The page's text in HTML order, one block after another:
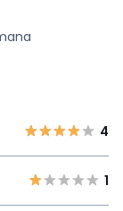
4
1